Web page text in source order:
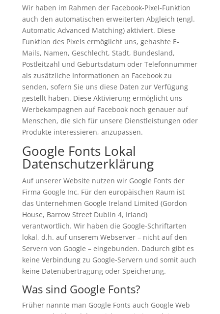
Wir haben im Rahmen der Facebook-Pixel-Funktion
auch den automatischen erweiterten Abgleich (engl.
Automatic Advanced Matching) aktiviert. Diese
Funktion des Pixels ermöglicht uns, gehashte E-
Mails, Namen, Geschlecht, Stadt, Bundesland,
Postleitzahl und Geburtsdatum oder Telefonnummer
als zusätzliche Informationen an Facebook zu
senden, sofern Sie uns diese Daten zur Verfügung
gestellt haben. Diese Aktivierung ermöglicht uns
Werbekampagnen auf Facebook noch genauer auf
Menschen, die sich für unsere Dienstleistungen oder
Produkte interessieren, anzupassen.
Google Fonts Lokal
Datenschutzerklärung
Auf unserer Website nutzen wir Google Fonts der
Firma Google Inc. Für den europäischen Raum ist
das Unternehmen Google Ireland Limited (Gordon
House, Barrow Street Dublin 4, Irland)
verantwortlich. Wir haben die Google-Schriftarten
lokal, d.h. auf unserem Webserver – nicht auf den
Servern von Google – eingebunden. Dadurch gibt es
keine Verbindung zu Google-Servern und somit auch
keine Datenübertragung oder Speicherung.
Was sind Google Fonts?
Früher nannte man Google Fonts auch Google Web